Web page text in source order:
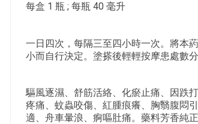
每盒 1 瓶 ; 每瓶 40 毫升
一日四次，每隔三至四小時一次。將本
小而自行決定。塗搽後輕輕按摩患處數
驅風逐濕、舒筋活絡、化瘀止痛、因跌
疼痛、蚊蟲咬傷、紅腫痕癢、胸翳腹悶
適、舟車暈浪、痾嘔肚痛。藥料芳香純